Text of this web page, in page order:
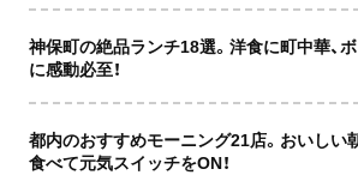
神保町の絶品ランチ18選。洋食に町中華、
に感動必至！
都内のおすすめモーニング21店。おいしい
食べて元気スイッチをON！